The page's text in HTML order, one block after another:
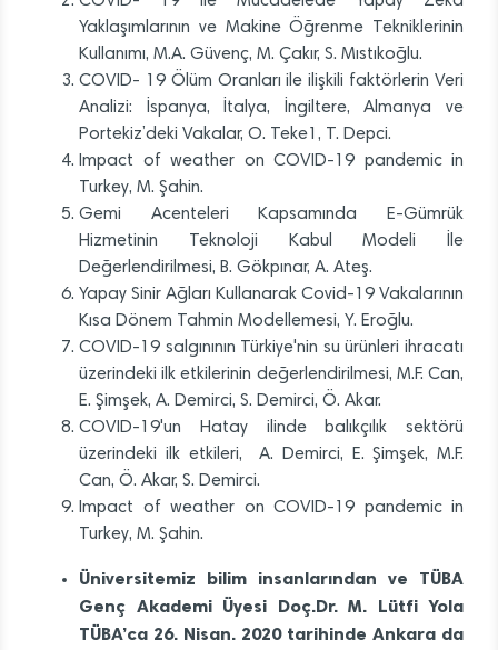
Yaklaşımlarının ve Makine Öğrenme Tekniklerinin
Kullanımı, M.A. Güvenç, M. Çakır, S. Mıstıkoğlu.
COVID- 19 Ölüm Oranları ile ilişkili faktörlerin Veri
Analizi: İspanya, İtalya, İngiltere, Almanya ve
Portekiz’deki Vakalar, O. Teke1, T. Depci.
Impact of weather on COVID-19 pandemic in
Turkey, M. Şahin.
Gemi Acenteleri Kapsamında E-Gümrük
Hizmetinin Teknoloji Kabul Modeli İle
Değerlendirilmesi, B. Gökpınar, A. Ateş.
Yapay Sinir Ağları Kullanarak Covid-19 Vakalarının
Kısa Dönem Tahmin Modellemesi, Y. Eroğlu.
COVID-19 salgınının Türkiye'nin su ürünleri ihracatı
üzerindeki ilk etkilerinin değerlendirilmesi, M.F. Can,
E. Şimşek, A. Demirci, S. Demirci, Ö. Akar.
COVID-19'un Hatay ilinde balıkçılık sektörü
üzerindeki ilk etkileri, A. Demirci, E. Şimşek, M.F.
Can, Ö. Akar, S. Demirci.
Impact of weather on COVID-19 pandemic in
Turkey, M. Şahin.
Üniversitemiz bilim insanlarından ve TÜBA
Genç Akademi Üyesi Doç.Dr. M. Lütfi Yola
TÜBA’ca 26. Nisan. 2020 tarihinde Ankara da